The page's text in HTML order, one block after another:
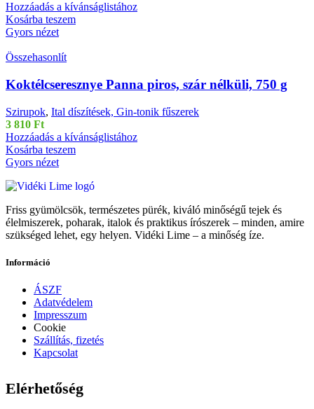
Hozzáadás a kívánságlistához
Kosárba teszem
Gyors nézet
Összehasonlít
Koktélcseresznye Panna piros, szár nélküli, 750 g
Szirupok, Ital díszítések, Gin-tonik fűszerek
3 810 Ft
Hozzáadás a kívánságlistához
Kosárba teszem
Gyors nézet
Friss gyümölcsök, természetes pürék, kiváló minőségű tejek és
élelmiszerek, poharak, italok és praktikus írószerek – minden, amire
szükséged lehet, egy helyen. Vidéki Lime – a minőség íze.
Információ
ÁSZF
Adatvédelem
Impresszum
Cookie
Szállítás, fizetés
Kapcsolat
Elérhetőség